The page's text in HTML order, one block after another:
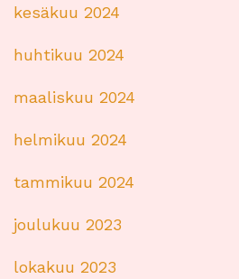
kesäkuu 2024
huhtikuu 2024
maaliskuu 2024
helmikuu 2024
tammikuu 2024
joulukuu 2023
lokakuu 2023